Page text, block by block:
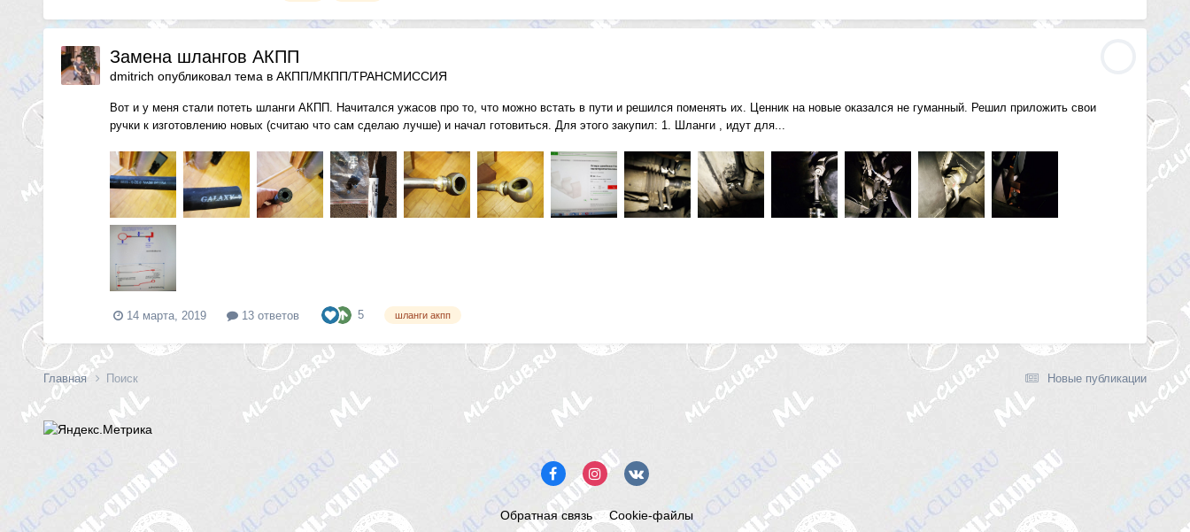
Замена шлангов АКПП
dmitrich опубликовал тема в АКПП/МКПП/ТРАНСМИССИЯ
Вот и у меня стали потеть шланги АКПП. Начитался ужасов про то, что можно встать в пути и решился поменять их. Ценник на новые оказался не гуманный. Решил приложить свои
ручки к изготовлению новых (считаю что сам сделаю лучше) и начал готовиться. Для этого закупил: 1. Шланги , идут для...
14 марта, 2019 13 ответов 5 шланги акпп
Новые публикации
Главная Поиск
Обратная связь Cookie-файлы